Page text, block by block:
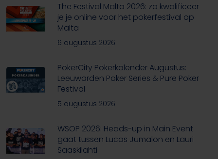
The Festival Malta 2026: zo kwalificeer
je je online voor het pokerfestival op
Malta
6 augustus 2026
PokerCity Pokerkalender Augustus:
Leeuwarden Poker Series & Pure Poker
Festival
5 augustus 2026
WSOP 2026: Heads-up in Main Event
gaat tussen Lucas Jumalon en Lauri
Saaskilahti